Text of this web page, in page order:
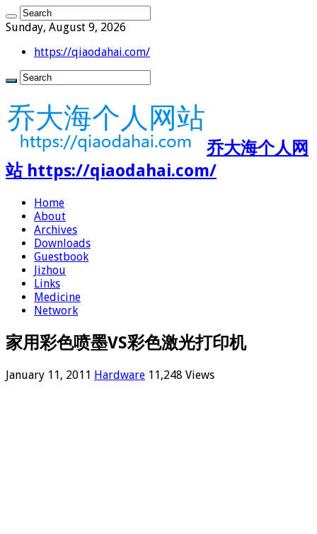
Sunday, August 9, 2026
https://qiaodahai.com/
乔大海个人网
站 https://qiaodahai.com/
Home
About
Archives
Downloads
Guestbook
Jizhou
Links
Medicine
Network
家用彩色喷墨VS彩色激光打印机
January 11, 2011 Hardware 11,248 Views